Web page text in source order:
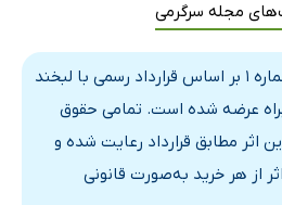
مجله سرگرمی
مجله لبخند سبز - شماره 1 بر اساس قرارداد رسمی با لبخند
عرضه شده است. تمامی حقوق
اثر مطابق قرارداد رعایت شده و
از هر خرید به‌صورت قانونی